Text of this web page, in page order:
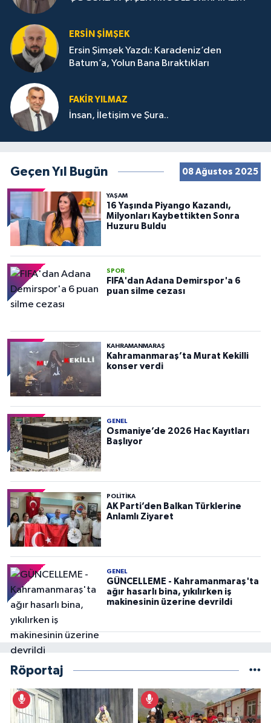
ERSIN ŞIMŞEK
Ersin Şimşek Yazdı: Karadeniz’den
Batum’a, Yolun Bana Bıraktıkları
FAKIR YILMAZ
İnsan, İletişim ve Şura..
Geçen Yıl Bugün 08 Ağustos 2025
YAŞAM
16 Yaşında Piyango Kazandı,
Milyonları Kaybettikten Sonra
Huzuru Buldu
SPOR
FIFA'dan Adana Demirspor'a 6
puan silme cezası
KAHRAMANMARAŞ
Kahramanmaraş’ta Murat Kekilli
konser verdi
GENEL
Osmaniye’de 2026 Hac Kayıtları
Başlıyor
POLITIKA
AK Parti’den Balkan Türklerine
Anlamlı Ziyaret
GENEL
GÜNCELLEME - Kahramanmaraş'ta
ağır hasarlı bina, yıkılırken iş
makinesinin üzerine devrildi
Röportaj